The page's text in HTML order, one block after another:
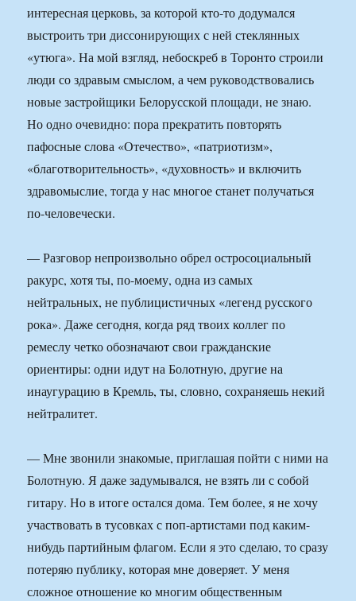
интересная церковь, за которой кто-то додумался
выстроить три диссонирующих с ней стеклянных
«утюга». На мой взгляд, небоскреб в Торонто строили
люди со здравым смыслом, а чем руководствовались
новые застройщики Белорусской площади, не знаю.
Но одно очевидно: пора прекратить повторять
пафосные слова «Отечество», «патриотизм»,
«благотворительность», «духовность» и включить
здравомыслие, тогда у нас многое станет получаться
по-человечески.
— Разговор непроизвольно обрел остросоциальный
ракурс, хотя ты, по-моему, одна из самых
нейтральных, не публицистичных «легенд русского
рока». Даже сегодня, когда ряд твоих коллег по
ремеслу четко обозначают свои гражданские
ориентиры: одни идут на Болотную, другие на
инаугурацию в Кремль, ты, словно, сохраняешь некий
нейтралитет.
— Мне звонили знакомые, приглашая пойти с ними на
Болотную. Я даже задумывался, не взять ли с собой
гитару. Но в итоге остался дома. Тем более, я не хочу
участвовать в тусовках с поп-артистами под каким-
нибудь партийным флагом. Если я это сделаю, то сразу
потеряю публику, которая мне доверяет. У меня
сложное отношение ко многим общественным